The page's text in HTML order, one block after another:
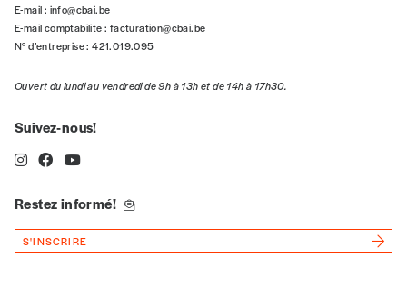
*Prix indicatif, frais de port inclus
Par numéro
5€*
*Prix indicatif, frais de port inclus
Je m'abonne à l'Imag
E-mail : info@cbai.be
E-mail comptabilité : facturation@cbai.be
N° d’entreprise : 421.019.095
Ouvert du lundi au vendredi de 9h à 13h et de 14h à 17h30.
Suivez-nous!
Restez informé!
S'INSCRIRE